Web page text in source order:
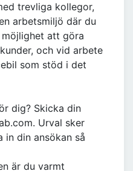
trevliga kollegor,
arbetsmiljö där du
att göra
och vid arbete
som stöd i det
dig? Skicka din
Urval sker
in din ansökan så
är du varmt